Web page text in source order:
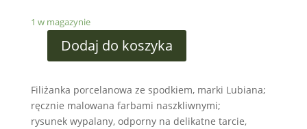
1 w magazynie
Dodaj do koszyka
Filiżanka porcelanowa ze spodkiem, marki Lubiana;
ręcznie malowana farbami naszkliwnymi;
rysunek wypalany, odporny na delikatne tarcie,